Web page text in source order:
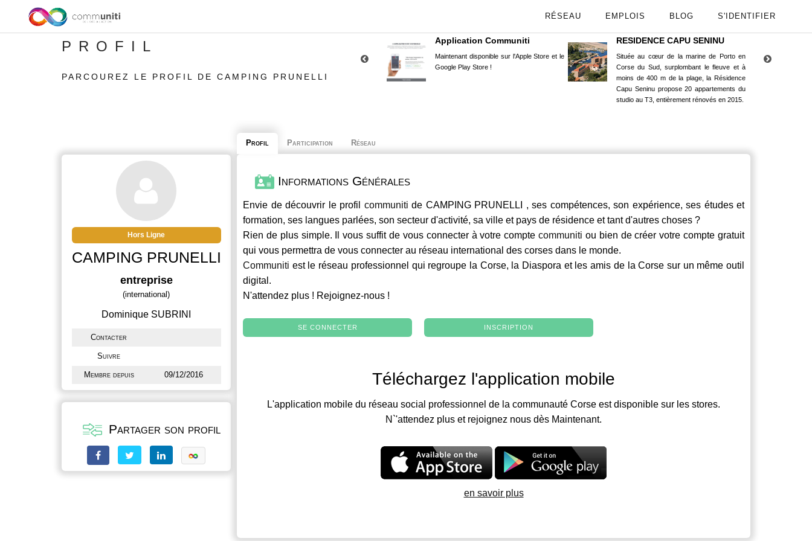
RÉSEAU EMPLOIS BLOG S'IDENTIFIER
PROFIL
PARCOUREZ LE PROFIL DE CAMPING PRUNELLI
Application Communiti
Maintenant disponible sur l'Apple Store et le
Google Play Store !
RESIDENCE CAPU SENINU
Située au cœur de la marine de Porto en
Corse du Sud, surplombant le fleuve et à
moins de 400 m de la plage, la Résidence
Capu Seninu propose 20 appartements du
studio au T3, entièrement rénovés en 2015.
Hors Ligne
CAMPING PRUNELLI
entreprise
(international)
Dominique SUBRINI
Contacter
Suivre
Membre depuis 09/12/2016
Partager son profil
Profil Participation Réseau
Informations Générales
Envie de découvrir le profil communiti de CAMPING PRUNELLI , ses compétences, son expérience, ses études et
formation, ses langues parlées, son secteur d'activité, sa ville et pays de résidence et tant d'autres choses ?
Rien de plus simple. Il vous suffit de vous connecter à votre comptecommuniti ou bien de créer votre compte gratuit
qui vous permettra de vous connecter au réseau international des corses dans le monde.
Communiti est le réseau professionnel qui regroupe la Corse, la Diaspora et les amis de la Corse sur un même outil
digital.
N'attendez plus ! Rejoignez-nous !
SE CONNECTER INSCRIPTION
Téléchargez l'application mobile
L'application mobile du réseau social professionnel de la communauté Corse est disponible sur les stores.
N`'attendez plus et rejoignez nous dès Maintenant.
en savoir plus